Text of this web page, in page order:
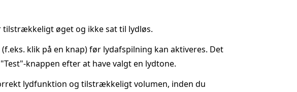
øget og ikke sat til lydløs.
klik på en knap) før lydafspilning kan aktiveres. Det
knappen efter at have valgt en lydtone.
lydfunktion og tilstrækkeligt volumen, inden du